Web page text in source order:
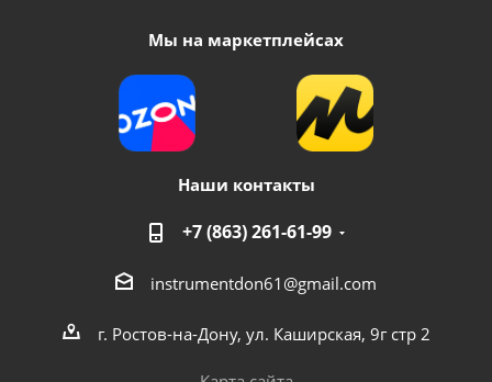
Мы на маркетплейсах
Наши контакты
+7 (863) 261-61-99
instrumentdon61@gmail.com
г. Ростов-на-Дону, ул. Каширская, 9г стр 2